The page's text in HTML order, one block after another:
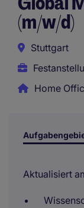
(m/w/d)
Stuttgart
Home
Aktualisiert